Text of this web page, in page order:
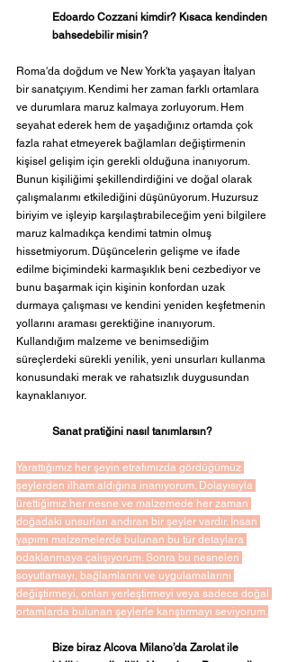
Edoardo Cozzani kimdir? Kısaca kendinden
bahsedebilir misin?
Roma'da doğdum ve New York'ta yaşayan İtalyan
bir sanatçıyım. Kendimi her zaman farklı ortamlara
ve durumlara maruz kalmaya zorluyorum. Hem
seyahat ederek hem de yaşadığınız ortamda çok
fazla rahat etmeyerek bağlamları değiştirmenin
kişisel gelişim için gerekli olduğuna inanıyorum.
Bunun kişiliğimi şekillendirdiğini ve doğal olarak
çalışmalarımı etkilediğini düşünüyorum. Huzursuz
biriyim ve işleyip karşılaştırabileceğim yeni bilgilere
maruz kalmadıkça kendimi tatmin olmuş
hissetmiyorum. Düşüncelerin gelişme ve ifade
edilme biçimindeki karmaşıklık beni cezbediyor ve
bunu başarmak için kişinin konfordan uzak
durmaya çalışması ve kendini yeniden keşfetmenin
yollarını araması gerektiğine inanıyorum.
Kullandığım malzeme ve benimsediğim
süreçlerdeki sürekli yenilik, yeni unsurları kullanma
konusundaki merak ve rahatsızlık duygusundan
kaynaklanıyor.
Sanat pratiğini nasıl tanımlarsın?
Yarattığımız her şeyin etrafımızda gördüğümüz
şeylerden ilham aldığına inanıyorum. Dolayısıyla
ürettiğimiz her nesne ve malzemede her zaman
doğadaki unsurları andıran bir şeyler vardır. İnsan
yapımı malzemelerde bulunan bu tür detaylara
odaklanmaya çalışıyorum. Sonra bu nesneleri
soyutlamayı, bağlamlarını ve uygulamalarını
değiştirmeyi, onları yerleştirmeyi veya sadece doğal
ortamlarda bulunan şeylerle karıştırmayı seviyorum.
Bize biraz Alcova Milano’da Zarolat ile